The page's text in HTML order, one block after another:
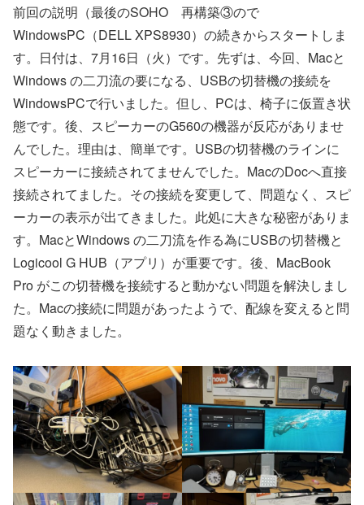
前回の説明（最後のSOHO 再構築③ので
WindowsPC（DELL XPS8930）の続きからスタートしま
す。日付は、7月16日（火）です。先ずは、今回、Macと
Windows の二刀流の要になる、USBの切替機の接続を
WindowsPCで行いました。但し、PCは、椅子に仮置き状
態です。後、スピーカーのG560の機器が反応がありませ
んでした。理由は、簡単です。USBの切替機のラインに
スピーカーに接続されてませんでした。MacのDocへ直接
接続されてました。その接続を変更して、問題なく、スピ
ーカーの表示が出てきました。此処に大きな秘密がありま
す。MacとWindows の二刀流を作る為にUSBの切替機と
Logicool G HUB（アプリ）が重要です。後、MacBook
Pro がこの切替機を接続すると動かない問題を解決しまし
た。Macの接続に問題があったようで、配線を変えると問
題なく動きました。